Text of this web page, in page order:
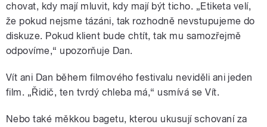
chovat, kdy mají mluvit, kdy mají být ticho. „Etiketa velí,
že pokud nejsme tázáni, tak rozhodně nevstupujeme do
diskuze. Pokud klient bude chtít, tak mu samozřejmě
odpovíme,“ upozorňuje Dan.
Vít ani Dan během filmového festivalu neviděli ani jeden
film. „Řidič, ten tvrdý chleba má,“ usmívá se Vít.
Nebo také měkkou bagetu, kterou ukusují schovaní za